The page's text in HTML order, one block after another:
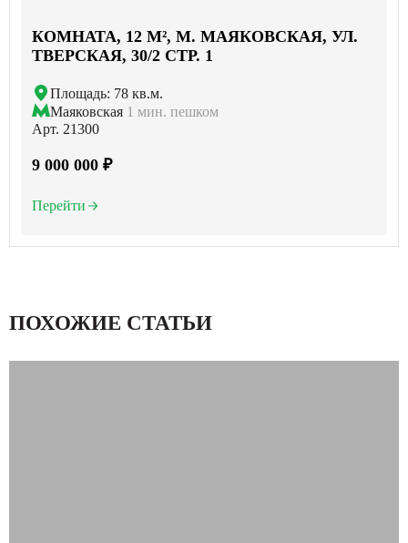
КОМНАТА, 12 М², М. МАЯКОВСКАЯ, УЛ.
ТВЕРСКАЯ, 30/2 СТР. 1
Площадь: 78 кв.м.
Маяковская 1 мин. пешком
Арт. 21300
9 000 000 ₽
Перейти
ПОХОЖИЕ СТАТЬИ